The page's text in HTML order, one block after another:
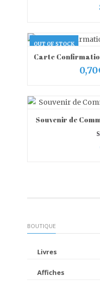
OUT OF STOCK
Carte
0,70
Souvenir de
BOUTIQUE
Livres
Affiches